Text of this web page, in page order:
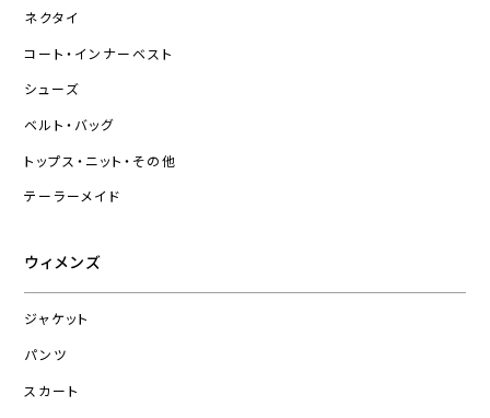
ネクタイ
コート・インナーベスト
シューズ
ベルト・バッグ
トップス・ニット・その他
テーラーメイド
ウィメンズ
ジャケット
パンツ
スカート